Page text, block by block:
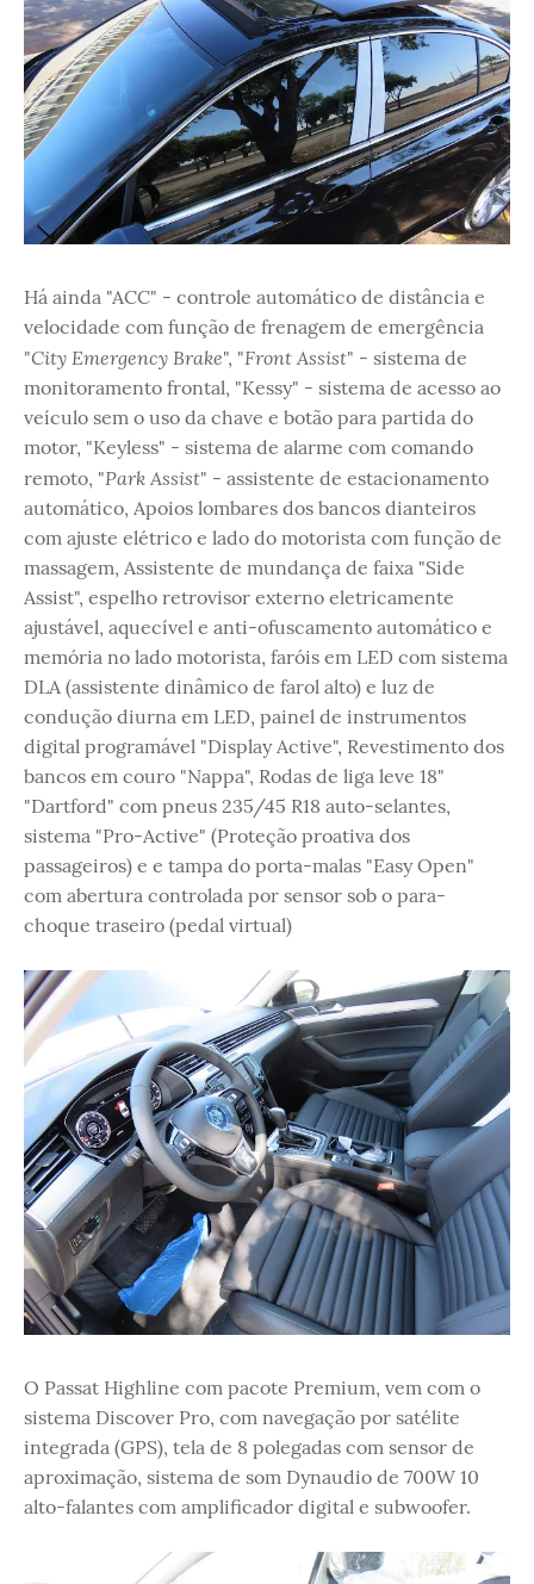
Há ainda "ACC" - controle automático de distância e
velocidade com função de frenagem de emergência
"City Emergency Brake", "Front Assist" - sistema de
monitoramento frontal, "Kessy" - sistema de acesso ao
veículo sem o uso da chave e botão para partida do
motor, "Keyless" - sistema de alarme com comando
remoto, "Park Assist" - assistente de estacionamento
automático, Apoios lombares dos bancos dianteiros
com ajuste elétrico e lado do motorista com função de
massagem, Assistente de mundança de faixa "Side
Assist", espelho retrovisor externo eletricamente
ajustável, aquecível e anti-ofuscamento automático e
memória no lado motorista, faróis em LED com sistema
DLA (assistente dinâmico de farol alto) e luz de
condução diurna em LED, painel de instrumentos
digital programável "Display Active", Revestimento dos
bancos em couro "Nappa", Rodas de liga leve 18"
"Dartford" com pneus 235/45 R18 auto-selantes,
sistema "Pro-Active" (Proteção proativa dos
passageiros) e e tampa do porta-malas "Easy Open"
com abertura controlada por sensor sob o para-
choque traseiro (pedal virtual)
O Passat Highline com pacote Premium, vem com o
sistema Discover Pro, com navegação por satélite
integrada (GPS), tela de 8 polegadas com sensor de
aproximação, sistema de som Dynaudio de 700W 10
alto-falantes com amplificador digital e subwoofer.